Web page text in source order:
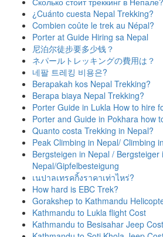
¿Cuánto cuesta Nepal Trekking?
Combien coûte le trek au Népal?
Porter at Guide Hiring sa Nepal
尼泊尔徒步要多少钱？
ネパールトレッキングの費用は？
네팔 트레킹 비용은?
Berapakah kos Nepal Trekking?
Berapa biaya Nepal Trekking?
Porter Guide in Lukla How to hire
Porter and Guide in Pokhara how
Quanto costa Trekking in Nepal?
Peak Climbing in Nepal/ Climbing
Bergsteigen in Nepal / Bergsteiger
Nepal/Gipfelbesteigung
เนปาลเทรคกิ้งราคาเท่าไหร่?
How hard is EBC Trek?
Gorakshep to Kathmandu
Kathmandu to Lukla flight Cost
Kathmandu to Besisahar Jeep Cost